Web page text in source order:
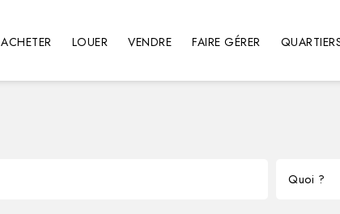
ACHETER LOUER VENDRE FAIRE GÉRER